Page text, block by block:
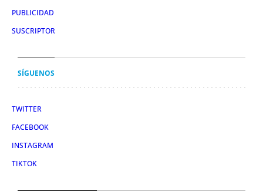
PUBLICIDAD
SUSCRIPTOR
SÍGUENOS
TWITTER
FACEBOOK
INSTAGRAM
TIKTOK